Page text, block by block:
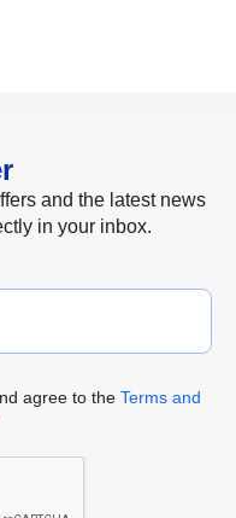
and the latest news
in your inbox.
agree to the Terms and